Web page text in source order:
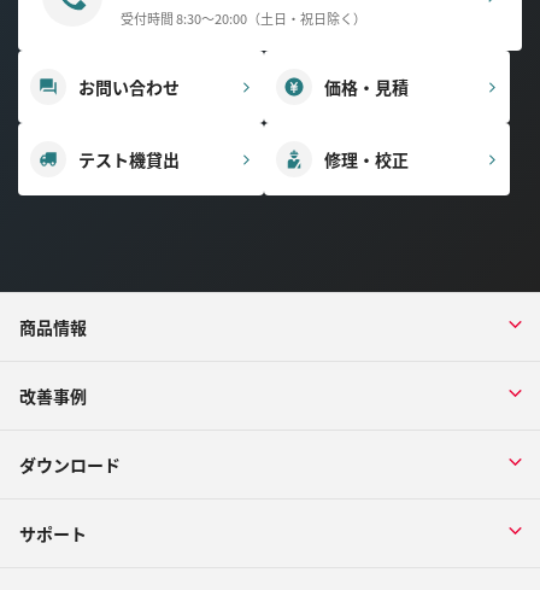
受付時間 8:30～20:00（土日・祝日除く）
お問い合わせ 価格・見積
テスト機貸出 修理・校正
商品情報
改善事例
ダウンロード
サポート